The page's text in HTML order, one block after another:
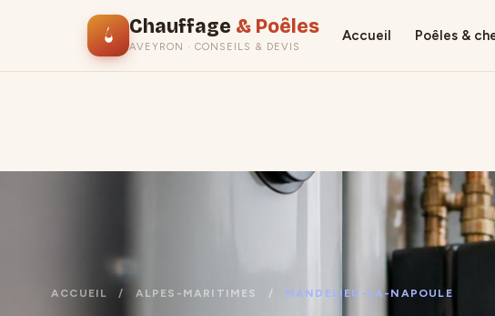
Chauffage & Poêles
AVEYRON · CONSEILS & DEVIS
Accueil Poêles &
ACCUEIL / ALPES-MARITIMES / MANDELIEU-LA-NAPOULE